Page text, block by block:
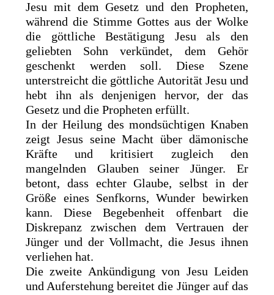
Jesu mit dem Gesetz und den Propheten,
während die Stimme Gottes aus der Wolke
die göttliche Bestätigung Jesu als den
geliebten Sohn verkündet, dem Gehör
geschenkt werden soll. Diese Szene
unterstreicht die göttliche Autorität Jesu und
hebt ihn als denjenigen hervor, der das
Gesetz und die Propheten erfüllt.
In der Heilung des mondsüchtigen Knaben
zeigt Jesus seine Macht über dämonische
Kräfte und kritisiert zugleich den
mangelnden Glauben seiner Jünger. Er
betont, dass echter Glaube, selbst in der
Größe eines Senfkorns, Wunder bewirken
kann. Diese Begebenheit offenbart die
Diskrepanz zwischen dem Vertrauen der
Jünger und der Vollmacht, die Jesus ihnen
verliehen hat.
Die zweite Ankündigung von Jesu Leiden
und Auferstehung bereitet die Jünger auf das